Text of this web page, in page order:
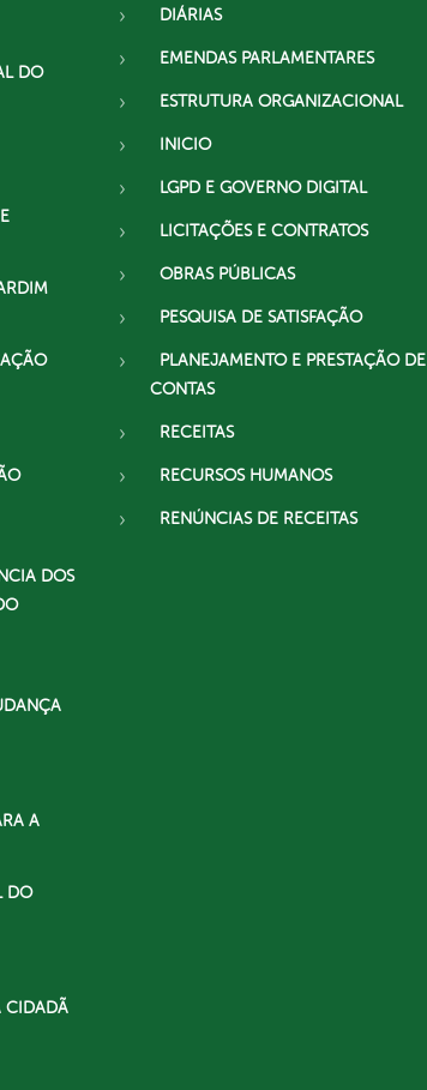
DO
DOS
A
DO
CIDADÃ
DIÁRIAS
EMENDAS PARLAMENTARES
ESTRUTURA ORGANIZACIONAL
INICIO
LGPD E GOVERNO DIGITAL
LICITAÇÕES E CONTRATOS
OBRAS PÚBLICAS
PESQUISA DE SATISFAÇÃO
PLANEJAMENTO E PRESTAÇÃO DE
CONTAS
RECEITAS
RECURSOS HUMANOS
RENÚNCIAS DE RECEITAS